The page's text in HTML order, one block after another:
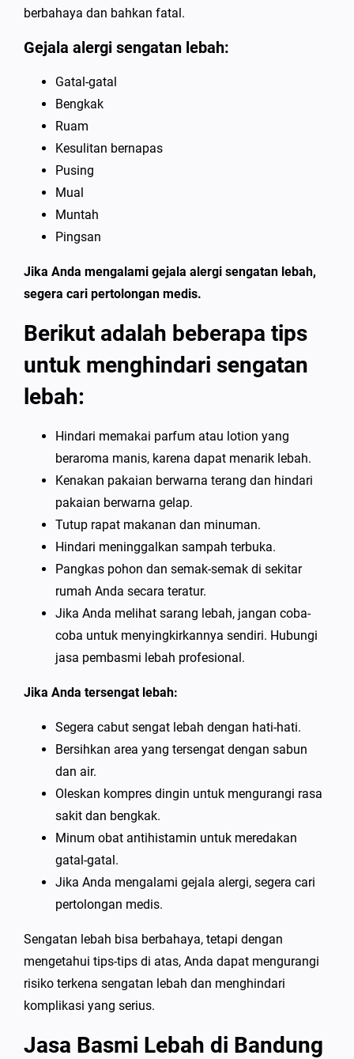
berbahaya dan bahkan fatal.
Gejala alergi sengatan lebah:
Gatal-gatal
Bengkak
Ruam
Kesulitan bernapas
Pusing
Mual
Muntah
Pingsan
Jika Anda mengalami gejala alergi sengatan lebah,
segera cari pertolongan medis.
Berikut adalah beberapa tips
untuk menghindari sengatan
lebah:
Hindari memakai parfum atau lotion yang
beraroma manis, karena dapat menarik lebah.
Kenakan pakaian berwarna terang dan hindari
pakaian berwarna gelap.
Tutup rapat makanan dan minuman.
Hindari meninggalkan sampah terbuka.
Pangkas pohon dan semak-semak di sekitar
rumah Anda secara teratur.
Jika Anda melihat sarang lebah, jangan coba-
coba untuk menyingkirkannya sendiri. Hubungi
jasa pembasmi lebah profesional.
Jika Anda tersengat lebah:
Segera cabut sengat lebah dengan hati-hati.
Bersihkan area yang tersengat dengan sabun
dan air.
Oleskan kompres dingin untuk mengurangi rasa
sakit dan bengkak.
Minum obat antihistamin untuk meredakan
gatal-gatal.
Jika Anda mengalami gejala alergi, segera cari
pertolongan medis.
Sengatan lebah bisa berbahaya, tetapi dengan
mengetahui tips-tips di atas, Anda dapat mengurangi
risiko terkena sengatan lebah dan menghindari
komplikasi yang serius.
Jasa Basmi Lebah di Bandung